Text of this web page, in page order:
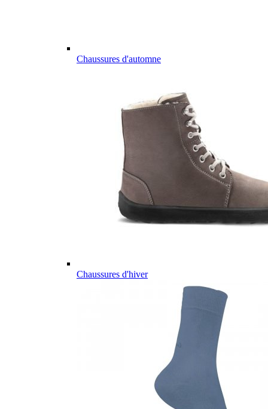
Chaussures d'automne
Chaussures d'hiver